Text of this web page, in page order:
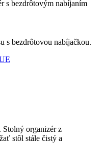
s bezdrôtovým nabíjaním
s bezdrôtovou nabíjačkou.
Stolný organizér z
stôl stále čistý a